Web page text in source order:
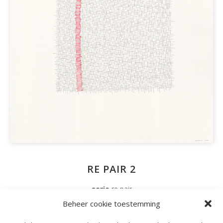
Beheer cookie toestemming
RE PAIR 2
serie re pair
techniek tekenen – schilderen
inkt op papier